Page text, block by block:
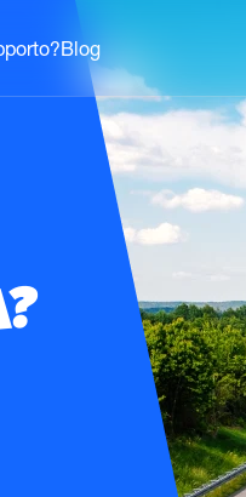
Blog